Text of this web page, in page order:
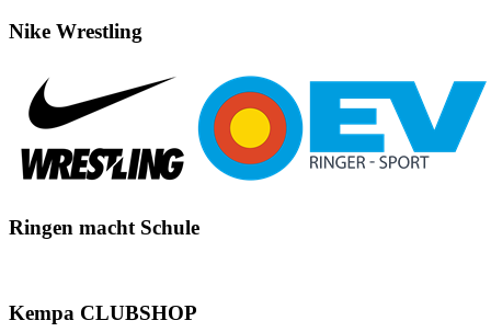
Nike Wrestling
Ringen macht Schule
Kempa CLUBSHOP